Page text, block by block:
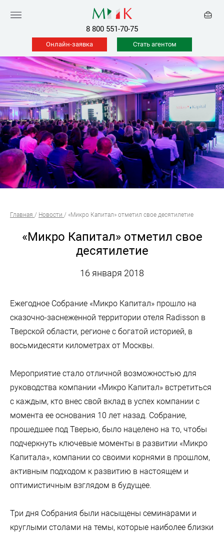
8 800 551-70-75
Онлайн-заявка Стать агентом
Главная / Новости / «Микро Капитал» отметил свое десятилетие
«Микро Капитал» отметил свое
десятилетие
16 января 2018
Ежегодное Собрание «Микро Капитал» прошло на
сказочно-заснеженной территории отеля Radisson в
Тверской области, регионе с богатой историей, в
восьмидесяти километрах от Москвы.
Мероприятие стало отличной возможностью для
руководства компании «Микро Капитал» встретиться
с каждым, кто внес свой вклад в успех компании с
момента ее основания 10 лет назад. Собрание,
прошедшее под Тверью, было нацелено на то, чтобы
подчеркнуть ключевые моменты в развитии «Микро
Капитала», компании со своими корнями в прошлом,
активным подходом к развитию в настоящем и
оптимистичным взглядом в будущее.
Три дня Собрания были насыщены семинарами и
круглыми столами на темы, которые наиболее близки